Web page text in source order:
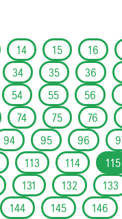
14 15 16
34 35 36
54 55 56
74 75 76
94 95 96
113 114 115
131 132 133
144 145 146